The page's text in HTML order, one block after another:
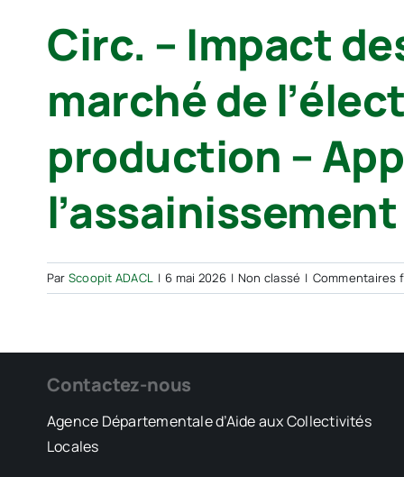
Circ. – Impact
marché de
production –
l’assainissement
Par Scoopit ADACL | 6 mai 2026 | Non classé | Commentaires
Contactez-nous
Agence Départementale d’Aide aux Collectivités
Locales